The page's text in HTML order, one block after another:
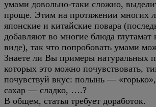
умами довольно-таки сложно,
проще. Этим на протяжении многих
японские и китайские повара
добавляют во многие блюда глутамат
виде), так что попробовать умами
Знаете ли Вы примеры натуральных
которых это можно почувствовать,
почувствуй вкус: полынь —
сахар — сладко, ….?
В общем, статья требует доработок.